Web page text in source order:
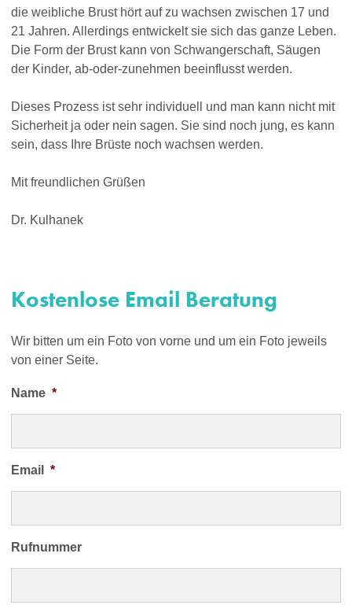
die weibliche Brust hört auf zu wachsen zwischen 17 und
21 Jahren. Allerdings entwickelt sie sich das ganze Leben.
Die Form der Brust kann von Schwangerschaft, Säugen
der Kinder, ab-oder-zunehmen beeinflusst werden.
Dieses Prozess ist sehr individuell und man kann nicht mit
Sicherheit ja oder nein sagen. Sie sind noch jung, es kann
sein, dass Ihre Brüste noch wachsen werden.
Mit freundlichen Grüßen
Dr. Kulhanek
Kostenlose Email Beratung
Wir bitten um ein Foto von vorne und um ein Foto jeweils
von einer Seite.
Name *
Email *
Rufnummer